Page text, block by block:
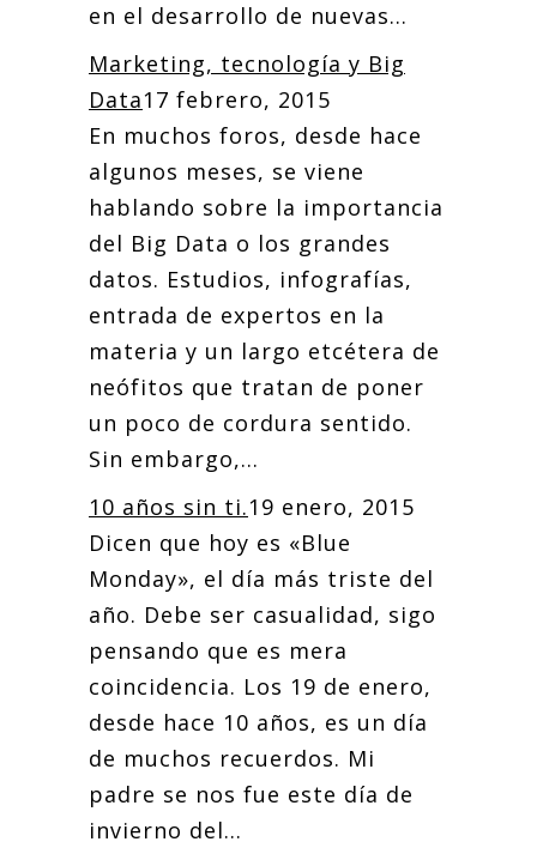
en el desarrollo de nuevas...
Marketing, tecnología y Big
Data17 febrero, 2015
En muchos foros, desde hace
algunos meses, se viene
hablando sobre la importancia
del Big Data o los grandes
datos. Estudios, infografías,
entrada de expertos en la
materia y un largo etcétera de
neófitos que tratan de poner
un poco de cordura sentido.
Sin embargo,...
10 años sin ti.19 enero, 2015
Dicen que hoy es «Blue
Monday», el día más triste del
año. Debe ser casualidad, sigo
pensando que es mera
coincidencia. Los 19 de enero,
desde hace 10 años, es un día
de muchos recuerdos. Mi
padre se nos fue este día de
invierno del...